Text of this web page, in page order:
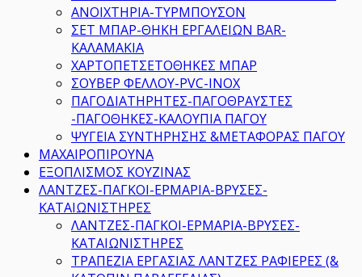
ΑΝΟΙΧΤΗΡΙΑ-ΤΥΡΜΠΟΥΣΟΝ
ΣΕΤ ΜΠΑΡ-ΘΗΚΗ ΕΡΓΑΛΕΙΩΝ BAR-
ΚΑΛΑΜΑΚΙΑ
ΧΑΡΤΟΠΕΤΣΕΤΟΘΗΚΕΣ ΜΠΑΡ
ΣΟΥΒΕΡ ΦΕΛΛΟΥ-PVC-INOX
ΠΑΓΟΔΙΑΤΗΡΗΤΕΣ-ΠΑΓΟΘΡΑΥΣΤΕΣ
-ΠΑΓΟΘΗΚΕΣ-ΚΑΛΟΥΠΙΑ ΠΑΓΟΥ
ΨΥΓΕΙΑ ΣΥΝΤΗΡΗΣΗΣ &ΜΕΤΑΦΟΡΑΣ ΠΑΓΟΥ
ΜΑΧΑΙΡΟΠΙΡΟΥΝΑ
ΕΞΟΠΛΙΣΜΟΣ ΚΟΥΖΙΝΑΣ
ΛΑΝΤΖΕΣ-ΠΑΓΚΟΙ-ΕΡΜΑΡΙΑ-ΒΡΥΣΕΣ-
ΚΑΤΑΙΩΝΙΣΤΗΡΕΣ
ΛΑΝΤΖΕΣ-ΠΑΓΚΟΙ-ΕΡΜΑΡΙΑ-ΒΡΥΣΕΣ-
ΚΑΤΑΙΩΝΙΣΤΗΡΕΣ
ΤΡΑΠΕΖΙΑ ΕΡΓΑΣΙΑΣ ΛΑΝΤΖΕΣ ΡΑΦΙΕΡΕΣ (&